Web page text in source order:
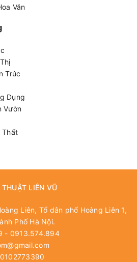
Văn
Trúc
Dụng
Vườn
Thất
LIÊN VŨ
Liên, Tổ dân phố Hoàng Liên 1,
Phố Hà Nội.
- 0913.574.894